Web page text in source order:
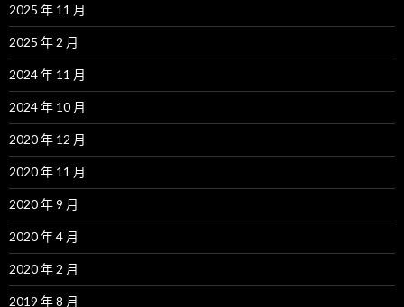
2025 年 11 月
2025 年 2 月
2024 年 11 月
2024 年 10 月
2020 年 12 月
2020 年 11 月
2020 年 9 月
2020 年 4 月
2020 年 2 月
2019 年 8 月